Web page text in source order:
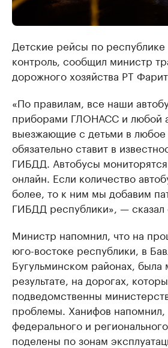
Детские рейсы по
контроль, сообщил министр
дорожного хозяйства РТ
«По правилам, все наши
приборами ГЛОНАСС и любой
выезжающие с детьми в любое
обязательно ставит в
ГИБДД. Автобусы
онлайн. Если количество
более, то к ним мы добавим
ГИБДД республики», — сказал
Министр напомнил, что на
юго-востоке республики, в
Бугульминском районах, была
результате, на дорогах,
подведомственны
проблемы. Ханифов напомнил,
федерального и
поделены по зонам